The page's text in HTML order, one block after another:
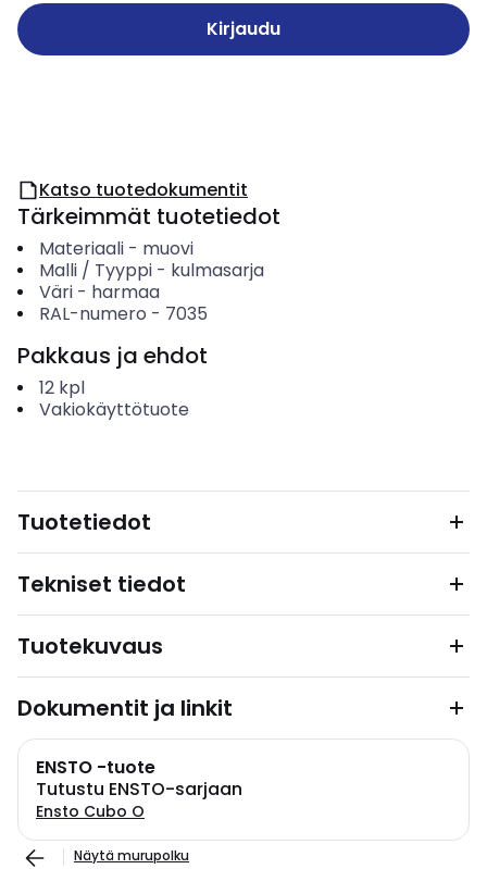
Kirjaudu
Katso tuotedokumentit
Tärkeimmät tuotetiedot
Materiaali- muovi
Malli / Tyyppi- kulmasarja
Väri- harmaa
RAL-numero - 7035
Pakkaus ja ehdot
12 kpl
Vakiokäyttötuote
Tuotetiedot
Tekniset tiedot
Tuotekuvaus
Dokumentit ja linkit
ENSTO -tuote
Tutustu ENSTO-sarjaan
Ensto Cubo O
Näytä murupolku